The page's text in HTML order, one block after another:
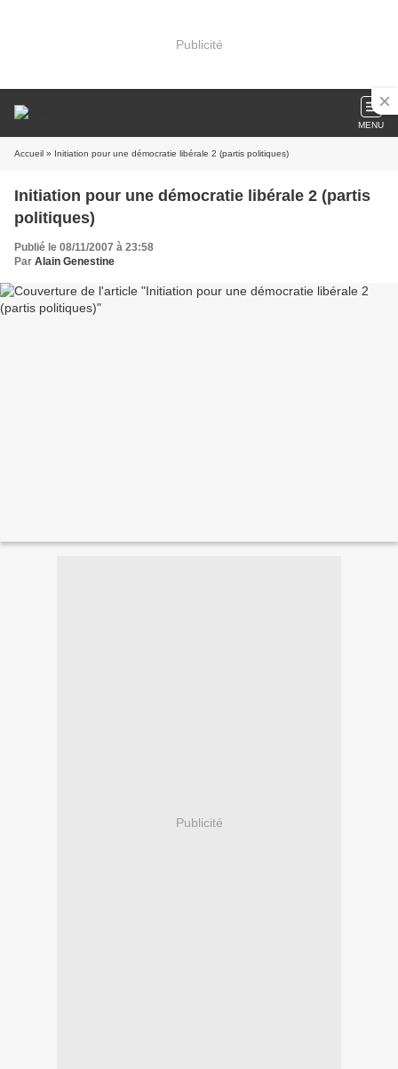
Publicité
MENU
Accueil » Initiation pour une démocratie libérale 2 (partis politiques)
Initiation pour une démocratie libérale 2 (partis
politiques)
Publié le 08/11/2007 à 23:58
Par Alain Genestine
Publicité